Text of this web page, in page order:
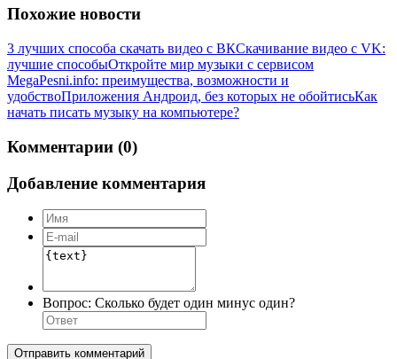
Похожие новости
3 лучших способа скачать видео с ВКСкачивание видео с VK:
лучшие способыОткройте мир музыки с сервисом
MegaPesni.info: преимущества, возможности и
удобствоПриложения Андроид, без которых не обойтисьКак
начать писать музыку на компьютере?
Комментарии (0)
Добавление комментария
Вопрос: Сколько будет один минус один?
Отправить комментарий